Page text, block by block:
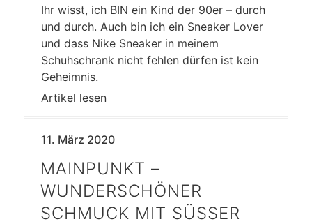
Ihr wisst, ich BIN ein Kind der 90er – durch
und durch. Auch bin ich ein Sneaker Lover
und dass Nike Sneaker in meinem
Schuhschrank nicht fehlen dürfen ist kein
Geheimnis.
Artikel lesen
11. März 2020
MAINPUNKT –
WUNDERSCHÖNER
SCHMUCK MIT SÜSSER B